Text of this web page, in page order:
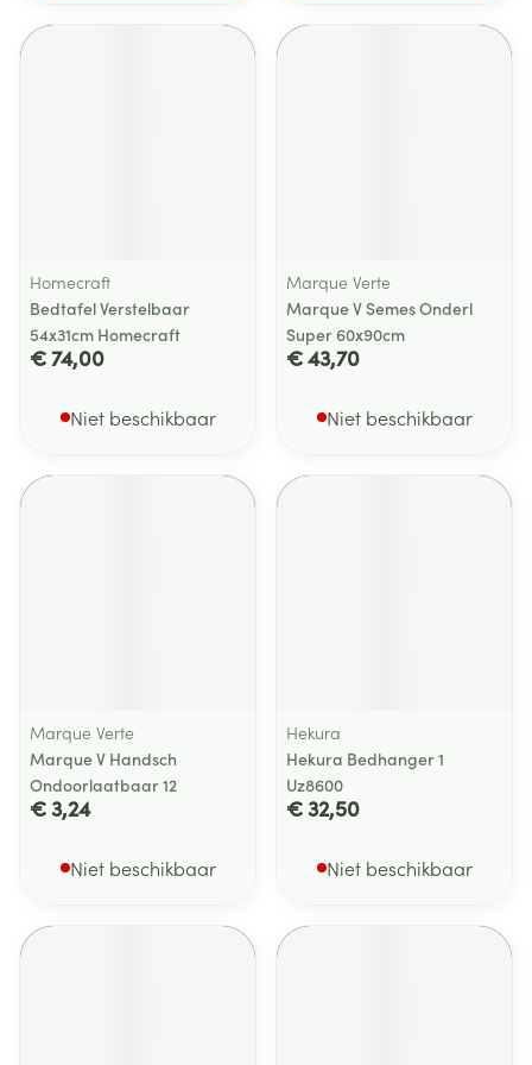
Homecraft
Bedtafel Verstelbaar
54x31cm Homecraft
€ 74,00
Niet beschikbaar
Marque Verte
Marque V Semes Onderl
Super 60x90cm
€ 43,70
Niet beschikbaar
Marque Verte
Marque V Handsch
Ondoorlaatbaar 12
€ 3,24
Niet beschikbaar
Hekura
Hekura Bedhanger 1
Uz8600
€ 32,50
Niet beschikbaar